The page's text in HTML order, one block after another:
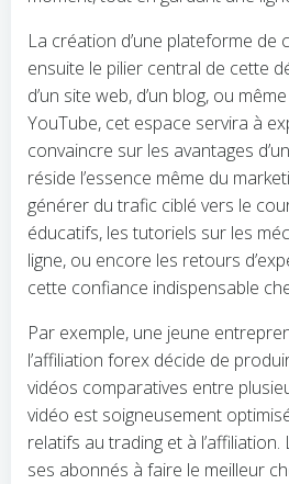
La création d’une plateforme de
ensuite le pilier central de cette
d’un site web, d’un blog, ou
YouTube, cet espace servira à
convaincre sur les avantages
réside l’essence même du
générer du trafic ciblé vers le
éducatifs, les tutoriels sur les
ligne, ou encore les retours
cette confiance indispensable
Par exemple, une jeune
l’affiliation forex décide de
vidéos comparatives entre
vidéo est soigneusement
relatifs au trading et à
ses abonnés à faire le meilleur